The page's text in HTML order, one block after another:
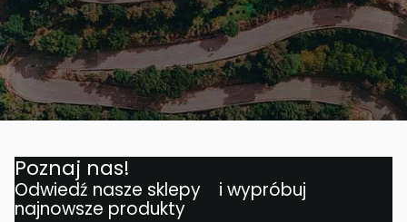
Poznaj nas!
Odwiedź nasze sklepy i wypróbuj
najnowsze produkty